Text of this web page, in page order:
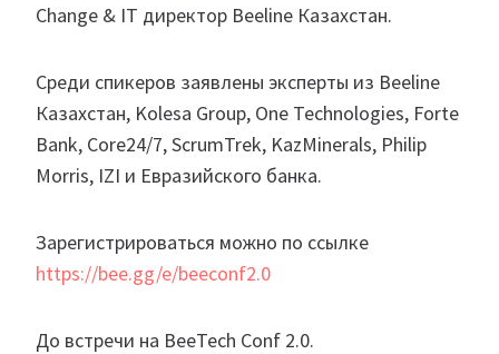
Change & IT директор Beeline Казахстан.
Среди спикеров заявлены эксперты из Beeline
Казахстан, Kolesa Group, One Technologies, Forte
Bank, Core24/7, ScrumTrek, KazMinerals, Philip
Morris, IZI и Евразийского банка.
Зарегистрироваться можно по ссылке
https://bee.gg/e/beeconf2.0
До встречи на BeeTech Conf 2.0.